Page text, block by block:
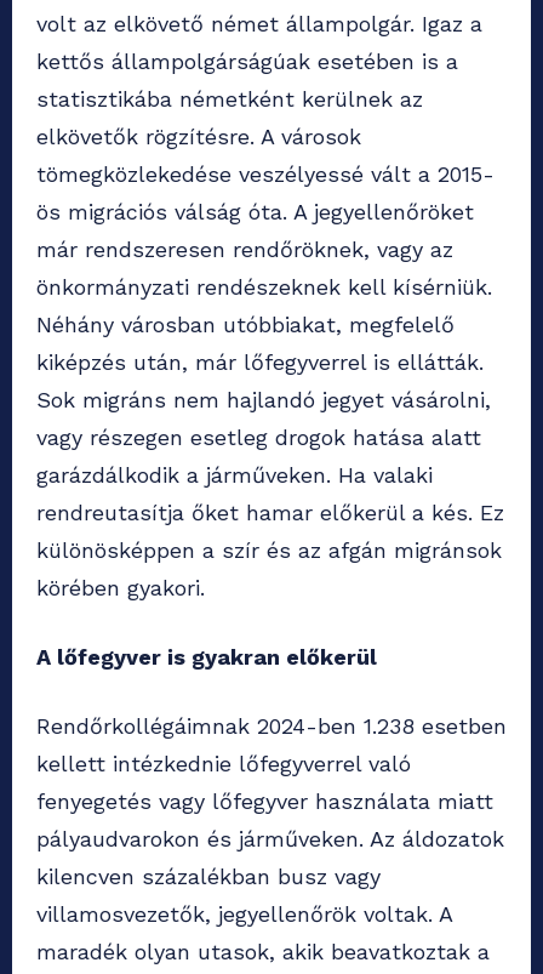
volt az elkövető német állampolgár. Igaz a
kettős állampolgárságúak esetében is a
statisztikába németként kerülnek az
elkövetők rögzítésre. A városok
tömegközlekedése veszélyessé vált a 2015-
ös migrációs válság óta. A jegyellenőröket
már rendszeresen rendőröknek, vagy az
önkormányzati rendészeknek kell kísérniük.
Néhány városban utóbbiakat, megfelelő
kiképzés után, már lőfegyverrel is ellátták.
Sok migráns nem hajlandó jegyet vásárolni,
vagy részegen esetleg drogok hatása alatt
garázdálkodik a járműveken. Ha valaki
rendreutasítja őket hamar előkerül a kés. Ez
különösképpen a szír és az afgán migránsok
körében gyakori.
A lőfegyver is gyakran előkerül
Rendőrkollégáimnak 2024-ben 1.238 esetben
kellett intézkednie lőfegyverrel való
fenyegetés vagy lőfegyver használata miatt
pályaudvarokon és járműveken. Az áldozatok
kilencven százalékban busz vagy
villamosvezetők, jegyellenőrök voltak. A
maradék olyan utasok, akik beavatkoztak a